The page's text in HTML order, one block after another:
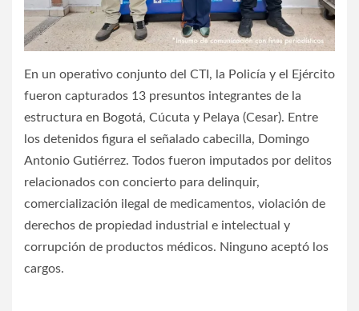
En un operativo conjunto del CTI, la Policía y el Ejército
fueron capturados 13 presuntos integrantes de la
estructura en Bogotá, Cúcuta y Pelaya (Cesar). Entre
los detenidos figura el señalado cabecilla, Domingo
Antonio Gutiérrez. Todos fueron imputados por delitos
relacionados con concierto para delinquir,
comercialización ilegal de medicamentos, violación de
derechos de propiedad industrial e intelectual y
corrupción de productos médicos. Ninguno aceptó los
cargos.